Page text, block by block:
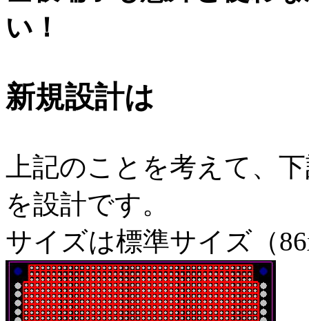
い！
新規設計は
上記のことを考えて、
を設計です。
サイズは標準サイズ（